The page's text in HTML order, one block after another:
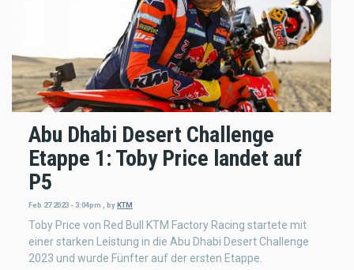
Abu Dhabi Desert Challenge
Etappe 1: Toby Price landet auf
P5
Feb 27 2023 - 3:04pm , byKTM
Toby Price von Red Bull KTM Factory Racing startete mit
einer starken Leistung in die Abu Dhabi Desert Challenge
2023 und wurde Fünfter auf der ersten Etappe.